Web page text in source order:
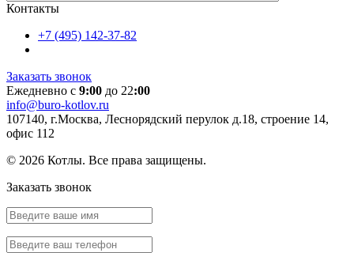
Контакты
+7 (495) 142-37-82
Заказать звонок
Ежедневно с 9:00 до 22:00
info@buro-kotlov.ru
107140, г.Москва, Леснорядский перулок д.18, строение 14,
офис 112
© 2026 Котлы. Все права защищены.
Заказать звонок